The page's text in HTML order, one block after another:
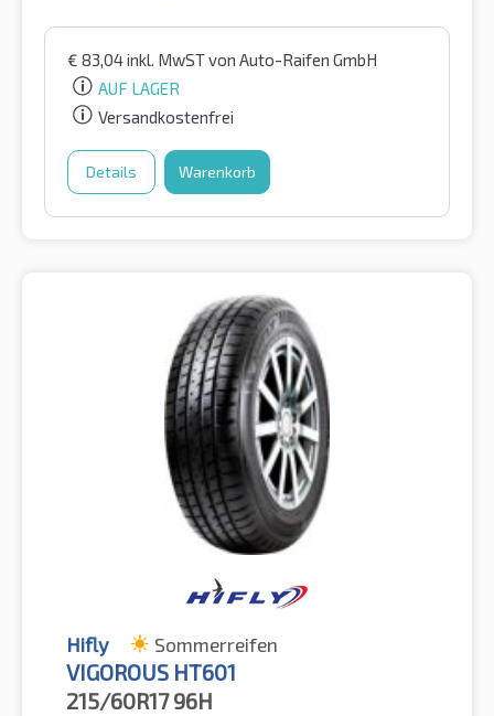
€ 83,04inkl. MwSTvon Auto-Raifen GmbH
AUF LAGER
Versandkostenfrei
Details Warenkorb
Hifly Sommerreifen
VIGOROUS HT601
215/60R17 96H